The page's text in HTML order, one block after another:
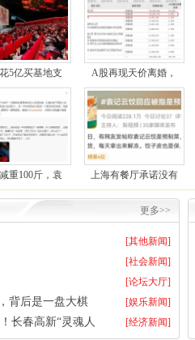
5亿买基地支 A股再现天价离婚，
重100斤，袁 上海有餐厅承诺没有
更多>>
[其他新闻]
[社会新闻]
[论坛大厅]
[娱乐新闻]
背后是一盘大棋
[经济新闻]
长春高新“灵魂人